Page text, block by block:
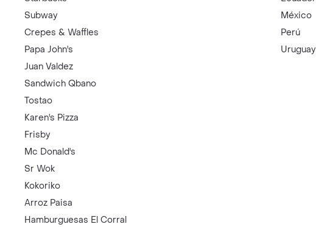
Subway
Crepes & Waffles
Papa John's
Juan Valdez
Sandwich Qbano
Tostao
Karen's Pizza
Frisby
Mc Donald's
Sr Wok
Kokoriko
Arroz Paisa
Hamburguesas El Corral
México
Perú
Uruguay